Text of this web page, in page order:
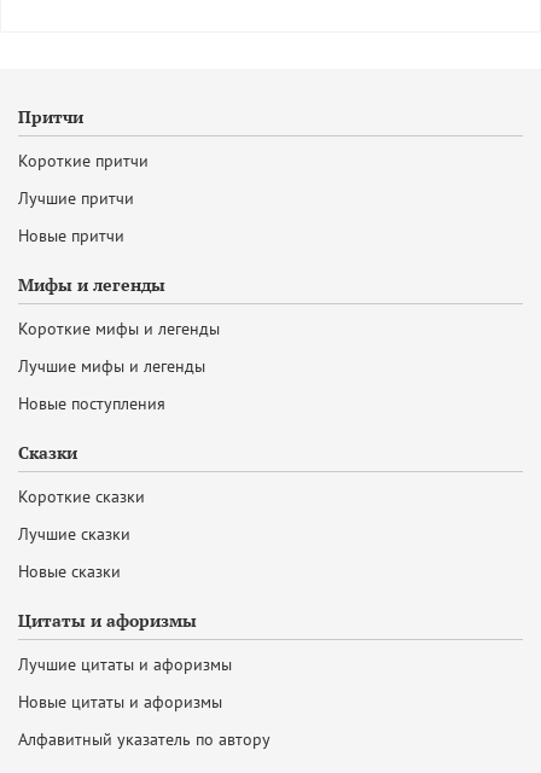
Притчи
Короткие притчи
Лучшие притчи
Новые притчи
Мифы и легенды
Короткие мифы и легенды
Лучшие мифы и легенды
Новые поступления
Сказки
Короткие сказки
Лучшие сказки
Новые сказки
Цитаты и афоризмы
Лучшие цитаты и афоризмы
Новые цитаты и афоризмы
Алфавитный указатель по автору